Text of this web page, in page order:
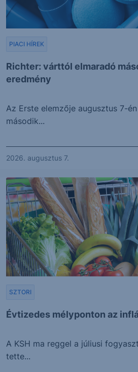
Richter: várttól elmaradó
eredmény
PIACI HÍREK
Az Erste elemzője augusztus 7-
második...
2026. augusztus 7.
Évtizedes mélyponton az
SZTORI
A KSH ma reggel a júliusi
tette...